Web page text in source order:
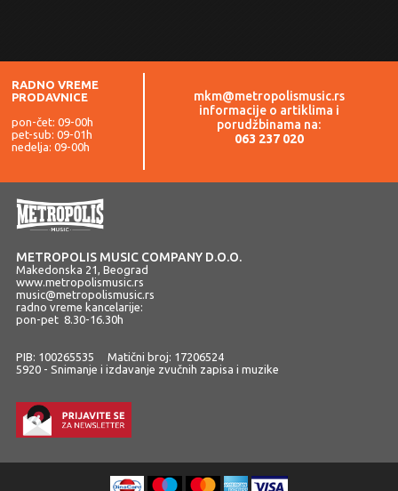
RADNO VREME
PRODAVNICE
pon-čet: 09-00h
pet-sub: 09-01h
nedelja: 09-00h
mkm@metropolismusic.rs
informacije o artiklima i
porudžbinama na:
063 237 020
METROPOLIS MUSIC COMPANY D.O.O.
Makedonska 21, Beograd
www.metropolismusic.rs
music@metropolismusic.rs
radno vreme kancelarije:
pon-pet 8.30-16.30h
PIB: 100265535 Matični broj: 17206524
5920 - Snimanje i izdavanje zvučnih zapisa i muzike